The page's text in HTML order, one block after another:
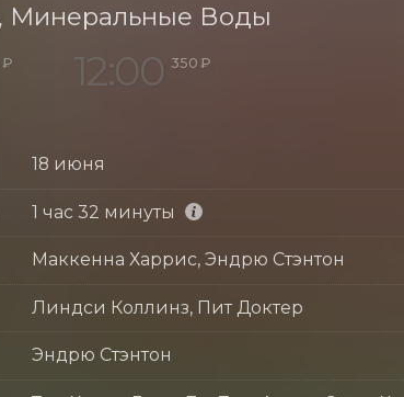
Минеральные Воды
₽ 12:00 350 ₽
18 июня
1 час 32 минуты
Маккенна Харрис, Эндрю Стэнтон
Линдси Коллинз, Пит Доктер
Эндрю Стэнтон